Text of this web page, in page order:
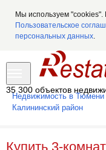
Мы используем
Пользовательское
персональных данных.
35 300 объектов
Недвижимость в Тюмени
Калининский район
Купить 3-